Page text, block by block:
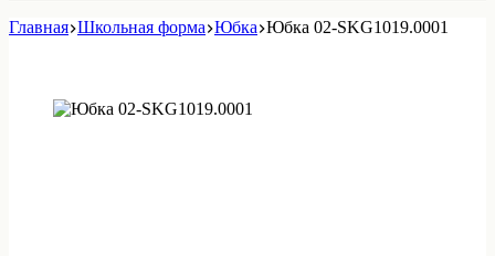
Главная Школьная форма Юбка Юбка 02-SKG1019.0001